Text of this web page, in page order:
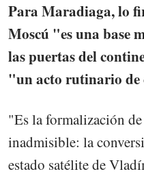
Para Maradiaga, lo
Moscú "es una base
las puertas del
"un acto rutinario
"Es la formalización
inadmisible: la
estado satélite de